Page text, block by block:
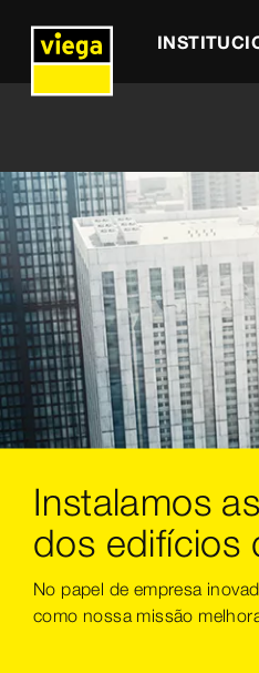
Instalamos
dos edifícios
No papel de empresa
como nossa missão